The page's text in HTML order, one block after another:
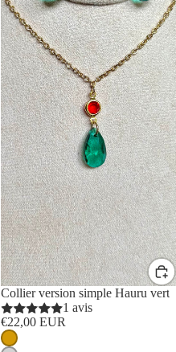
Collier version simple Hauru vert
1 avis
€22,00 EUR